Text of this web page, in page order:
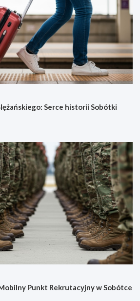
Serce historii Sobótki
Punkt Rekrutacyjny w Sobótce